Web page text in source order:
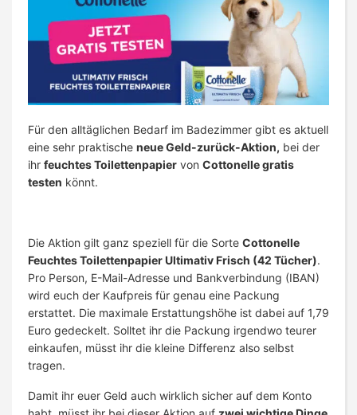
Für den alltäglichen Bedarf im Badezimmer gibt es aktuell
eine sehr praktische neue Geld-zurück-Aktion, bei der
ihr feuchtes Toilettenpapier von Cottonelle gratis
testen könnt.
Die Aktion gilt ganz speziell für die Sorte Cottonelle
Feuchtes Toilettenpapier Ultimativ Frisch (42 Tücher).
Pro Person, E-Mail-Adresse und Bankverbindung (IBAN)
wird euch der Kaufpreis für genau eine Packung
erstattet. Die maximale Erstattungshöhe ist dabei auf 1,79
Euro gedeckelt. Solltet ihr die Packung irgendwo teurer
einkaufen, müsst ihr die kleine Differenz also selbst
tragen.
Damit ihr euer Geld auch wirklich sicher auf dem Konto